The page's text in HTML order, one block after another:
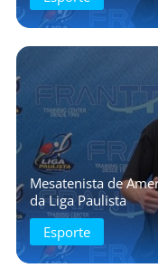
Mesatenista de
da Liga Paulista
Esporte